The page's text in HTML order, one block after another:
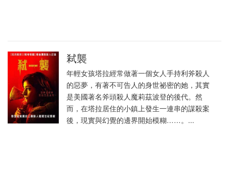
弒襲
年輕女孩塔拉經常做著一個女人手持利斧殺人
的惡夢，有著不可告人的身世祕密的她，其實
是美國著名斧頭殺人魔莉茲波登的後代。然
而，在塔拉居住的小鎮上發生一連串的謀殺案
後，現實與幻覺的邊界開始模糊……。...